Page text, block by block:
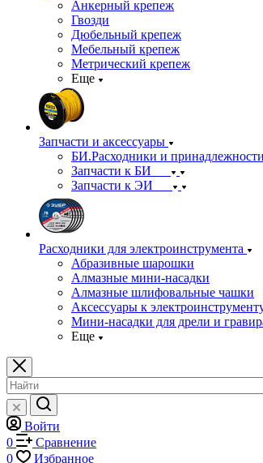
Анкерный крепеж
Гвозди
Дюбельный крепеж
Мебельный крепеж
Метрический крепеж
Еще
Запчасти и аксессуары
БИ.Расходники и принадлежности
Запчасти к БИ
Запчасти к ЭИ
Расходники для электроинструмента
Абразивные шарошки
Алмазные мини-насадки
Алмазные шлифовальные чашки
Аксессуары к
Мини-насадки для дрели и
Еще
Войти
0
Сравнение
0
Избранное